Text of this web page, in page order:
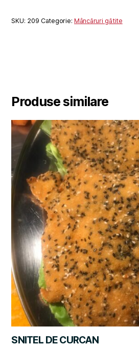
SKU: 209 Categorie:Mâncăruri gătite
Produse similare
SNITEL DE CURCAN